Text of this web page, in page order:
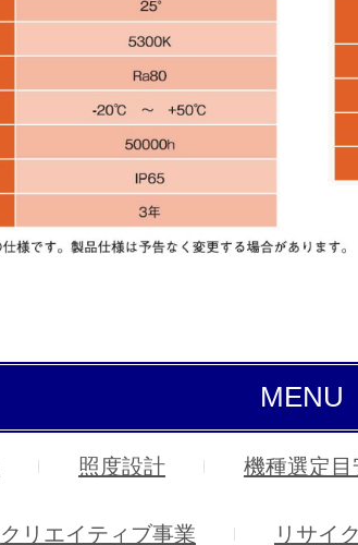
MENU
照度設計 機種選定目
クリエイティブ事業 リサイ